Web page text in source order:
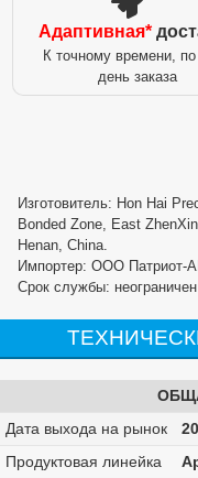
Адаптивная*
К точному времени,
день заказа
Изготовитель: Hon Hai
Bonded Zone, East
Henan, China.
Импортер: ООО Патриот-
Срок службы: неограничен
Дата выхода на рынок
Продуктовая линейка